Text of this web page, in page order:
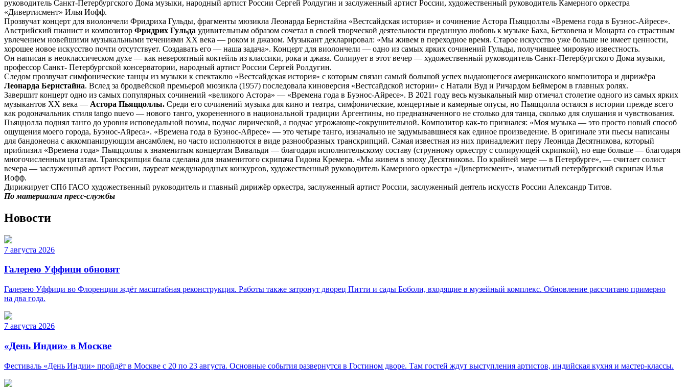
руководитель Санкт-Петербургского Дома музыки, народный артист России Сергей Ролдугин и заслуженный артист России, художественный руководитель Камерного оркестра
«Дивертисмент» Илья Иофф.
Прозвучат концерт для виолончели Фридриха Гульды, фрагменты мюзикла Леонарда Бернстайна «Вестсайдская история» и сочинение Астора Пьяццоллы «Времена года в Буэнос-Айресе».
Австрийский пианист и композитор Фридрих Гульда удивительным образом сочетал в своей творческой деятельности преданную любовь к музыке Баха, Бетховена и Моцарта со страстным
увлечением новейшими музыкальными течениями XX века — роком и джазом. Музыкант декларировал: «Мы живем в переходное время. Старое искусство уже больше не имеет ценности,
хорошее новое искусство почти отсутствует. Создавать его — наша задача». Концерт для виолончели — одно из самых ярких сочинений Гульды, получившее мировую известность.
Он написан в неоклассическом духе — как невероятный коктейль из классики, рока и джаза. Солирует в этот вечер — художественный руководитель Санкт-Петербургского Дома музыки,
профессор Санкт- Петербургской консерватории, народный артист России Сергей Ролдугин.
Следом прозвучат симфонические танцы из музыки к спектаклю «Вестсайдская история» с которым связан самый большой успех выдающегося американского композитора и дирижёра
Леонарда Бернстайна. Вслед за бродвейской премьерой мюзикла (1957) последовала киноверсия «Вестсайдской истории» с Натали Вуд и Ричардом Беймером в главных ролях.
Завершит концерт одно из самых популярных сочинений «великого Астора» — «Времена года в Буэнос-Айресе». В 2021 году весь музыкальный мир отмечал столетие одного из самых ярких
музыкантов XX века — Астора Пьяццоллы. Среди его сочинений музыка для кино и театра, симфонические, концертные и камерные опусы, но Пьяццолла остался в истории прежде всего
как родоначальник стиля tango nuevo — нового танго, укорененного в национальной традиции Аргентины, но предназначенного не столько для танца, сколько для слушания и чувствования.
Пьяццолла поднял танго до уровня исповедальной поэмы, подчас лирической, а подчас угрожающе-сокрушительной. Композитор как-то признался: «Моя музыка — это просто новый способ
ощущения моего города, Буэнос-Айреса». «Времена года в Буэнос-Айресе» — это четыре танго, изначально не задумывавшиеся как единое произведение. В оригинале эти пьесы написаны
для бандонеона с аккомпанирующим ансамблем, но часто исполняются в виде разнообразных транскрипций. Самая известная из них принадлежит перу Леонида Десятникова, который
приблизил «Времена года» Пьяццоллы к знаменитым концертам Вивальди — благодаря исполнительскому составу (струнному оркестру с солирующей скрипкой), но еще больше — благодаря
многочисленным цитатам. Транскрипция была сделана для знаменитого скрипача Гидона Кремера. «Мы живем в эпоху Десятникова. По крайней мере — в Петербурге», — считает солист
вечера — заслуженный артист России, лауреат международных конкурсов, художественный руководитель Камерного оркестра «Дивертисмент», знаменитый петербургский скрипач Илья
Иофф.
Дирижирует СПб ГАСО художественный руководитель и главный дирижёр оркестра, заслуженный артист России, заслуженный деятель искусств России Александр Титов.
По материалам пресс-службы
Новости
7 августа 2026
Галерею Уффици обновят
Галерею Уффици во Флоренции ждёт масштабная реконструкция. Работы также затронут дворец Питти и сады Боболи, входящие в музейный комплекс. Обновление рассчитано примерно
на два года.
7 августа 2026
«День Индии» в Москве
Фестиваль «День Индии» пройдёт в Москве с 20 по 23 августа. Основные события развернутся в Гостином дворе. Там гостей ждут выступления артистов, индийская кухня и мастер-классы.